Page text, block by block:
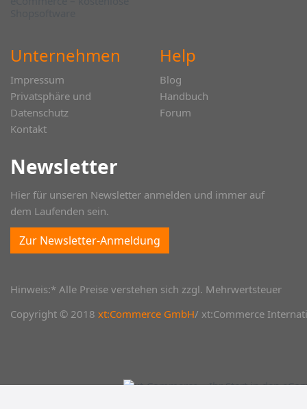
Unternehmen
Impressum
Privatsphäre und
Datenschutz
Kontakt
Help
Blog
Handbuch
Forum
Newsletter
Hier für unseren Newsletter anmelden und immer auf
dem Laufenden sein.
Zur Newsletter-Anmeldung
Hinweis:* Alle Preise verstehen sich zzgl. Mehrwertsteuer
Copyright © 2018 xt:Commerce GmbH/ xt:Commerce